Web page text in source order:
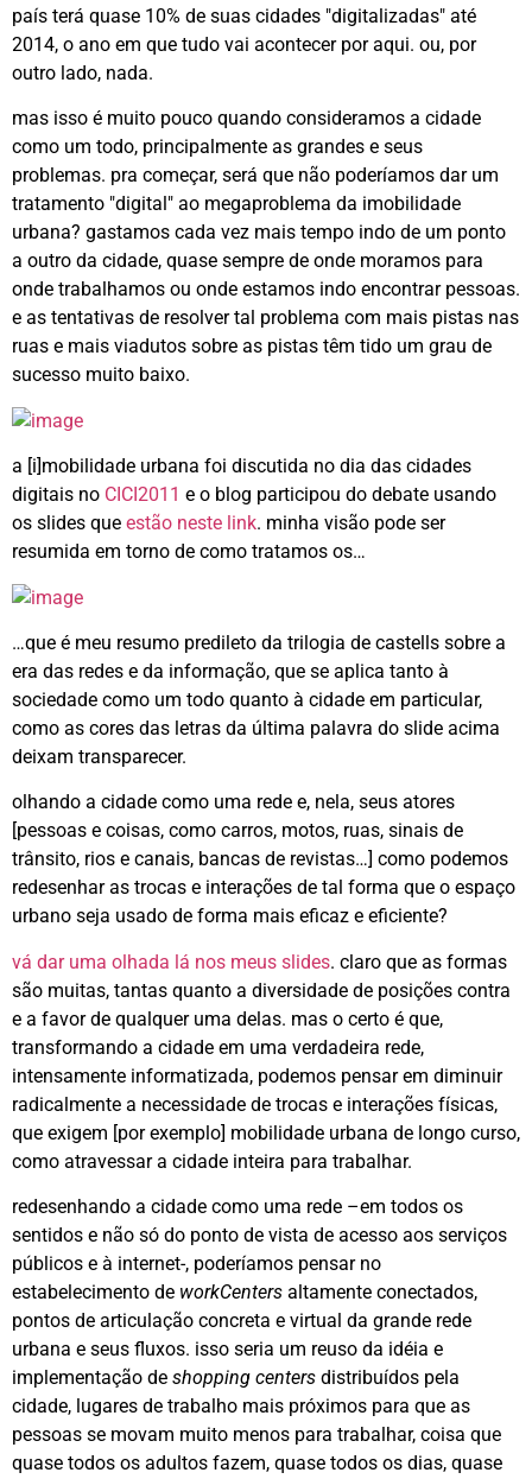
país terá quase 10% de suas cidades "digitalizadas" até
2014, o ano em que tudo vai acontecer por aqui. ou, por
outro lado, nada.
mas isso é muito pouco quando consideramos a cidade
como um todo, principalmente as grandes e seus
problemas. pra começar, será que não poderíamos dar um
tratamento "digital" ao megaproblema da imobilidade
urbana? gastamos cada vez mais tempo indo de um ponto
a outro da cidade, quase sempre de onde moramos para
onde trabalhamos ou onde estamos indo encontrar pessoas.
e as tentativas de resolver tal problema com mais pistas nas
ruas e mais viadutos sobre as pistas têm tido um grau de
sucesso muito baixo.
a [i]mobilidade urbana foi discutida no dia das cidades
digitais no CICI2011 e o blog participou do debate usando
os slides que estão neste link. minha visão pode ser
resumida em torno de como tratamos os…
…que é meu resumo predileto da trilogia de castells sobre a
era das redes e da informação, que se aplica tanto à
sociedade como um todo quanto à cidade em particular,
como as cores das letras da última palavra do slide acima
deixam transparecer.
olhando a cidade como uma rede e, nela, seus atores
[pessoas e coisas, como carros, motos, ruas, sinais de
trânsito, rios e canais, bancas de revistas…] como podemos
redesenhar as trocas e interações de tal forma que o espaço
urbano seja usado de forma mais eficaz e eficiente?
vá dar uma olhada lá nos meus slides. claro que as formas
são muitas, tantas quanto a diversidade de posições contra
e a favor de qualquer uma delas. mas o certo é que,
transformando a cidade em uma verdadeira rede,
intensamente informatizada, podemos pensar em diminuir
radicalmente a necessidade de trocas e interações físicas,
que exigem [por exemplo] mobilidade urbana de longo curso,
como atravessar a cidade inteira para trabalhar.
redesenhando a cidade como uma rede –em todos os
sentidos e não só do ponto de vista de acesso aos serviços
públicos e à internet-, poderíamos pensar no
estabelecimento de workCenters altamente conectados,
pontos de articulação concreta e virtual da grande rede
urbana e seus fluxos. isso seria um reuso da idéia e
implementação de shopping centers distribuídos pela
cidade, lugares de trabalho mais próximos para que as
pessoas se movam muito menos para trabalhar, coisa que
quase todos os adultos fazem, quase todos os dias, quase